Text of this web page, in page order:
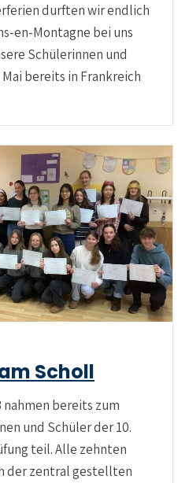
durften wir endlich
en-Montagne bei uns
Schülerinnen und
bereits in Frankreich
Scholl
bereits zum
und Schüler der 10.
teil. Alle zehnten
der zentral gestellten